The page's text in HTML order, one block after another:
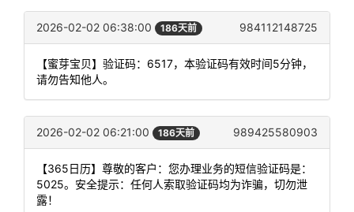
2026-02-02 06:38:00 186天前 984112148725
【蜜芽宝贝】验证码：6517，本验证码有效时间5分钟，
请勿告知他人。
2026-02-02 06:21:00 186天前 989425580903
【365日历】尊敬的客户：您办理业务的短信验证码是：
5025。安全提示：任何人索取验证码均为诈骗，切勿泄
露！